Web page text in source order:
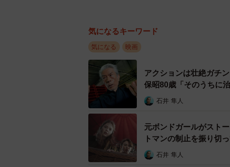
「スクリーンが巨大で、綺麗なんだろ
気になるキーワード
気になる 映画
アクションは壮絶ガチ
保昭80歳「そのうちに
石井 隼人
元ボンドガールがスト
トマンの制止を振り切
ート』
石井 隼人